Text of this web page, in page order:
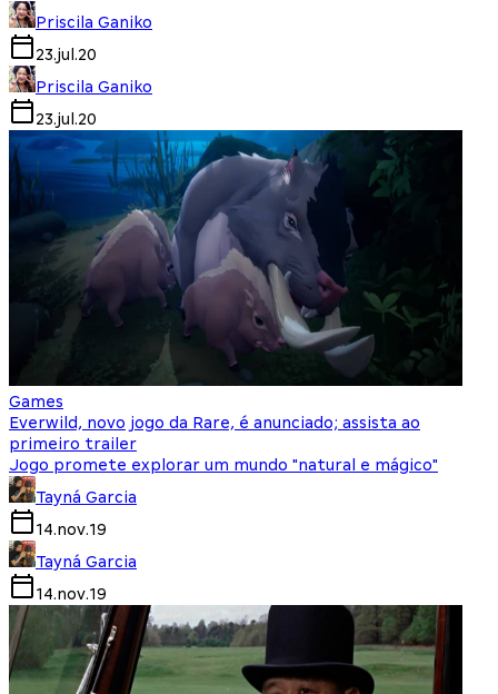
Priscila Ganiko
23.jul.20
Priscila Ganiko
23.jul.20
Games
Everwild, novo jogo da Rare, é anunciado; assista ao
primeiro trailer
Jogo promete explorar um mundo "natural e mágico"
Tayná Garcia
14.nov.19
Tayná Garcia
14.nov.19